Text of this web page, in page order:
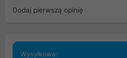
Dodaj pierwszą opinię
Wysyłkowa: